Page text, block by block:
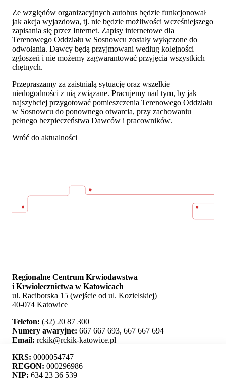
Ze względów organizacyjnych autobus będzie funkcjonował
jak akcja wyjazdowa, tj. nie będzie możliwości wcześniejszego
zapisania się przez Internet. Zapisy internetowe dla
Terenowego Oddziału w Sosnowcu zostały wyłączone do
odwołania. Dawcy będą przyjmowani według kolejności
zgłoszeń i nie możemy zagwarantować przyjęcia wszystkich
chętnych.
Przepraszamy za zaistniałą sytuację oraz wszelkie
niedogodności z nią związane. Pracujemy nad tym, by jak
najszybciej przygotować pomieszczenia Terenowego Oddziału
w Sosnowcu do ponownego otwarcia, przy zachowaniu
pełnego bezpieczeństwa Dawców i pracowników.
Wróć do aktualności
Regionalne Centrum Krwiodawstwa
i Krwiolecznictwa w Katowicach
ul. Raciborska 15 (wejście od ul. Kozielskiej)
40-074 Katowice
Telefon: (32) 20 87 300
Numery awaryjne: 667 667 693, 667 667 694
Email: rckik@rckik-katowice.pl
KRS: 0000054747
REGON: 000296986
NIP: 634 23 36 539